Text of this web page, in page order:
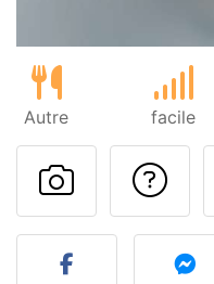
Autre facile
Publier